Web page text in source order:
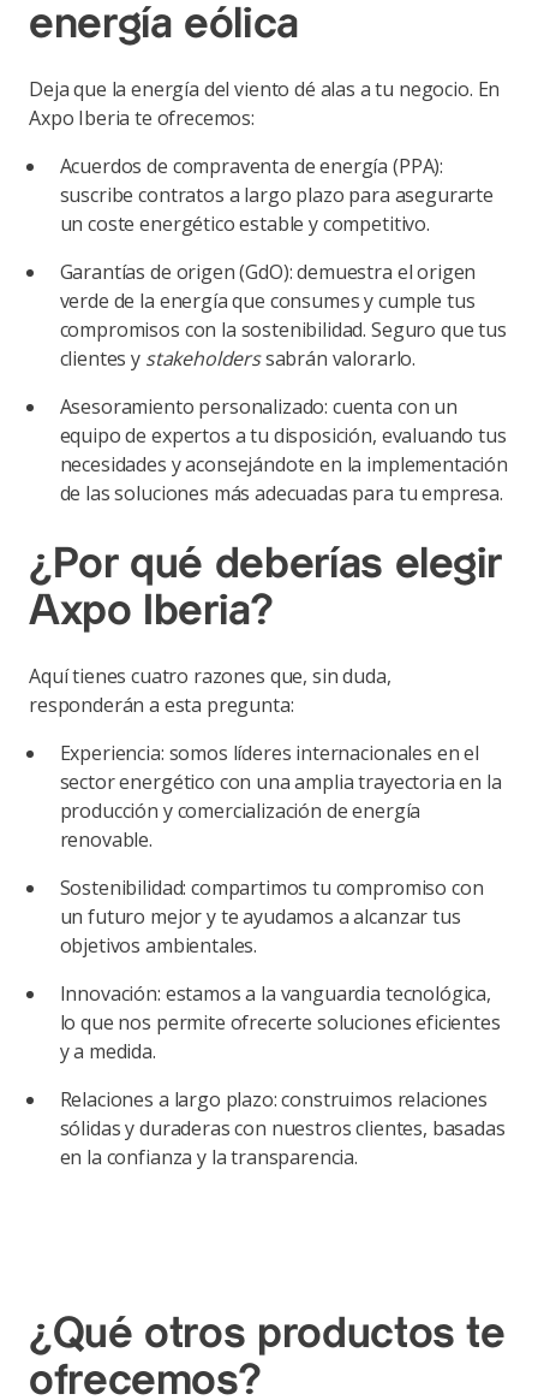
energía eólica
Deja que la energía del viento dé alas a tu negocio. En
Axpo Iberia te ofrecemos:
Acuerdos de compraventa de energía (PPA):
suscribe contratos a largo plazo para asegurarte
un coste energético estable y competitivo.
Garantías de origen (GdO): demuestra el origen
verde de la energía que consumes y cumple tus
compromisos con la sostenibilidad. Seguro que tus
clientes y stakeholderssabrán valorarlo.
Asesoramiento personalizado: cuenta con un
equipo de expertos a tu disposición, evaluando tus
necesidades y aconsejándote en la implementación
de las soluciones más adecuadas para tu empresa.
¿Por qué deberías elegir
Axpo Iberia?
Aquí tienes cuatro razones que, sin duda,
responderán a esta pregunta:
Experiencia: somos líderes internacionales en el
sector energético con una amplia trayectoria en la
producción y comercialización de energía
renovable.
Sostenibilidad: compartimos tu compromiso con
un futuro mejor y te ayudamos a alcanzar tus
objetivos ambientales.
Innovación: estamos a la vanguardia tecnológica,
lo que nos permite ofrecerte soluciones eficientes
y a medida.
Relaciones a largo plazo: construimos relaciones
sólidas y duraderas con nuestros clientes, basadas
en la confianza y la transparencia.
¿Qué otros productos te
ofrecemos?